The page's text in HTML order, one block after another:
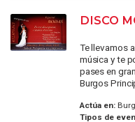
DISCO
Te llevamos
música y te
pases en
Burgos
Actúa en:
Tipos de